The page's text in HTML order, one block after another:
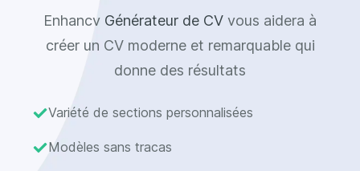
Enhancv Générateur de CV vous aidera à
créer un CV moderne et remarquable qui
donne des résultats
Variété de sections personnalisées
Modèles sans tracas